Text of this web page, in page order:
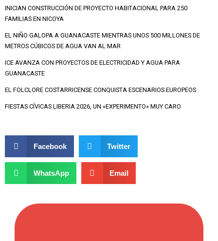
INICIAN CONSTRUCCIÓN DE PROYECTO HABITACIONAL PARA 250
FAMILIAS EN NICOYA
EL NIÑO GALOPA A GUANACASTE MIENTRAS UNOS 500 MILLONES DE
METROS CÚBICOS DE AGUA VAN AL MAR
ICE AVANZA CON PROYECTOS DE ELECTRICIDAD Y AGUA PARA
GUANACASTE
EL FOLCLORE COSTARRICENSE CONQUISTA ESCENARIOS EUROPEOS
FIESTAS CÍVICAS LIBERIA 2026, UN «EXPERIMENTO» MUY CARO
Facebook Twitter
WhatsApp Email